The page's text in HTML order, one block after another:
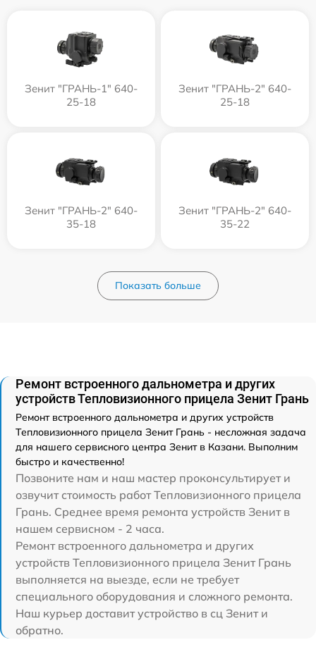
Зенит "ГРАНЬ-1" 640-
25-18
Зенит "ГРАНЬ-2" 640-
25-18
Зенит "ГРАНЬ-2" 640-
35-18
Зенит "ГРАНЬ-2" 640-
35-22
Показать больше
Ремонт встроенного дальнометра и других
устройств Тепловизионного прицела Зенит Грань
Ремонт встроенного дальнометра и других устройств
Тепловизионного прицела Зенит Грань - несложная задача
для нашего сервисного центра Зенит в Казани. Выполним
быстро и качественно!
Позвоните нам и наш мастер проконсультирует и
озвучит стоимость работ Тепловизионного прицела
Грань. Среднее время ремонта устройств Зенит в
нашем сервисном - 2 часа.
Ремонт встроенного дальнометра и других
устройств Тепловизионного прицела Зенит Грань
выполняется на выезде, если не требует
специального оборудования и сложного ремонта.
Наш курьер доставит устройство в сц Зенит и
обратно.